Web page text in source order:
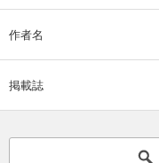
作者名
掲載誌